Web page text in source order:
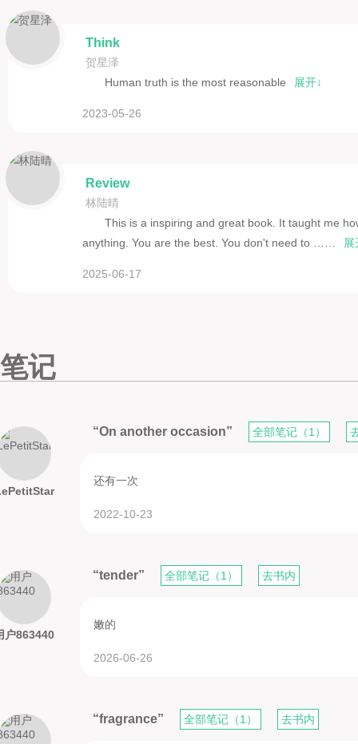
Think
贺星泽
Human truth is the most reasonable
展开↓
2023-05-26
Review
林陆晴
This is a inspiring and great book. It taught me
anything. You are the best. You don't need to ……
展
2025-06-17
笔记
“On another occasion” 全部笔记（1）
还有一次
2022-10-23
户863440
“tender” 全部笔记（1） 去书内
嫩的
2026-06-26
“fragrance” 全部笔记（1） 去书内